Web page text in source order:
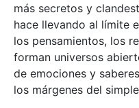
más secretos y
hace llevando al límite
los pensamientos, los
forman universos
de emociones y
los márgenes del